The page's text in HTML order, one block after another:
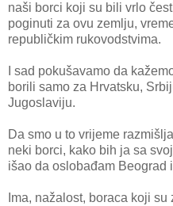
naši borci koji su bili vrlo
poginuti za ovu zemlju,
republičkim rukovodstvima.
I sad pokušavamo da
borili samo za Hrvatsku,
Jugoslaviju.
Da smo u to vrijeme
neki borci, kako bih ja sa
išao da oslobađam Beograd
Ima, nažalost, boraca koji